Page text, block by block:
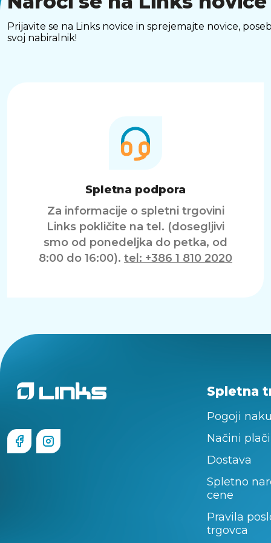
Prijavite se na Links novice in sprejemajte novice,
svoj nabiralnik!
Spletna podpora
Za informacije o spletni trgovini
Links pokličite na tel. (dosegljivi
smo od ponedeljka do petka, od
8:00 do 16:00). tel: +386 1 810 2020
Spletna
Pogoji
Načini
Dostava
Spletno
cene
Pravila
trgovca